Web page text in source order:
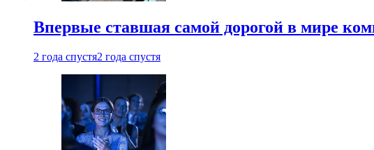
Впервые ставшая самой дорогой в мире
2 года спустя2 года спустя